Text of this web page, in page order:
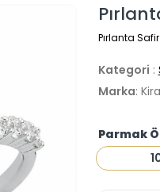
Pırlanta
Kategori :
Marka:
Parmak